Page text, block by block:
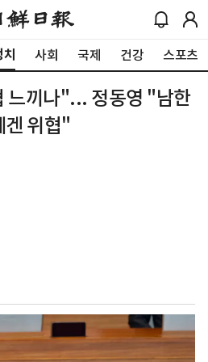
사회 국제 건강 스포츠
느끼나"... 정동영 "남한
겐 위협"